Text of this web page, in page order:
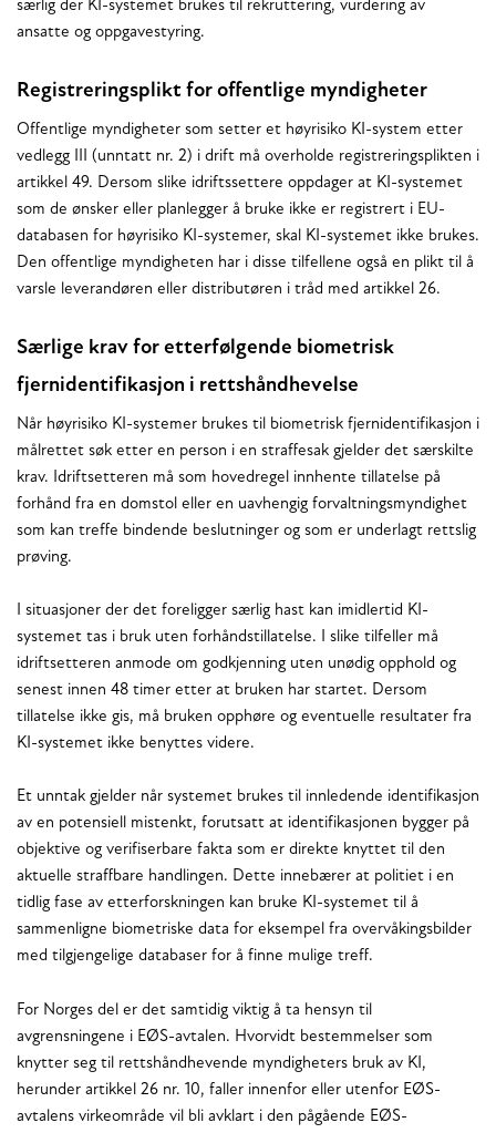
særlig der KI-systemet brukes til rekruttering, vurdering av
ansatte og oppgavestyring.
Registreringsplikt for offentlige myndigheter
Offentlige myndigheter som setter et høyrisiko KI-system etter
vedlegg III (unntatt nr. 2) i drift må overholde registreringsplikten i
artikkel 49. Dersom slike idriftssettere oppdager at KI-systemet
som de ønsker eller planlegger å bruke ikke er registrert i EU-
databasen for høyrisiko KI-systemer, skal KI-systemet ikke brukes.
Den offentlige myndigheten har i disse tilfellene også en plikt til å
varsle leverandøren eller distributøren i tråd med artikkel 26.
Særlige krav for etterfølgende biometrisk
fjernidentifikasjon i rettshåndhevelse
Når høyrisiko KI-systemer brukes til biometrisk fjernidentifikasjon i
målrettet søk etter en person i en straffesak gjelder det særskilte
krav. Idriftsetteren må som hovedregel innhente tillatelse på
forhånd fra en domstol eller en uavhengig forvaltningsmyndighet
som kan treffe bindende beslutninger og som er underlagt rettslig
prøving.
I situasjoner der det foreligger særlig hast kan imidlertid KI-
systemet tas i bruk uten forhåndstillatelse. I slike tilfeller må
idriftsetteren anmode om godkjenning uten unødig opphold og
senest innen 48 timer etter at bruken har startet. Dersom
tillatelse ikke gis, må bruken opphøre og eventuelle resultater fra
KI-systemet ikke benyttes videre.
Et unntak gjelder når systemet brukes til innledende identifikasjon
av en potensiell mistenkt, forutsatt at identifikasjonen bygger på
objektive og verifiserbare fakta som er direkte knyttet til den
aktuelle straffbare handlingen. Dette innebærer at politiet i en
tidlig fase av etterforskningen kan bruke KI-systemet til å
sammenligne biometriske data for eksempel fra overvåkingsbilder
med tilgjengelige databaser for å finne mulige treff.
For Norges del er det samtidig viktig å ta hensyn til
avgrensningene i EØS-avtalen. Hvorvidt bestemmelser som
knytter seg til rettshåndhevende myndigheters bruk av KI,
herunder artikkel 26 nr. 10, faller innenfor eller utenfor EØS-
avtalens virkeområde vil bli avklart i den pågående EØS-